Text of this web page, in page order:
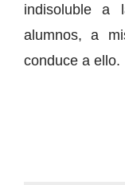
indisoluble a
alumnos, a
conduce a ello.